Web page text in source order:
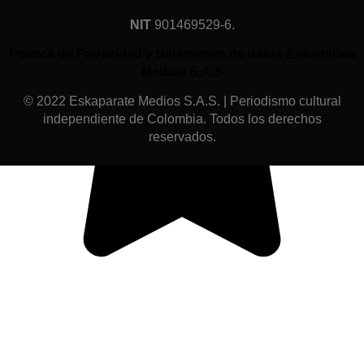
NIT 901469529-6.
© 2022 Eskaparate Medios S.A.S. | Periodismo cultural
independiente de Colombia. Todos los derechos
reservados.